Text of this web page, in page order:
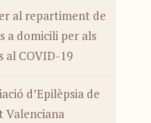
al repartiment de
a domicili per als
al COVID-19
d’Epilèpsia de
Valenciana